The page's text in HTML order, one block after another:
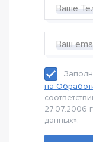
Ваше
Ваш
на
27.07.2006
данных».